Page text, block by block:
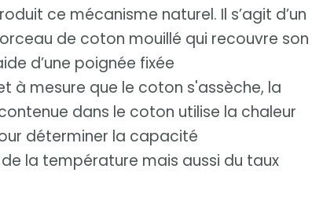
ce mécanisme naturel. Il s’agit d’un
de coton mouillé qui recouvre son
d’une poignée fixée
à mesure que le coton s'assèche, la
dans le coton utilise la chaleur
déterminer la capacité
la température mais aussi du taux